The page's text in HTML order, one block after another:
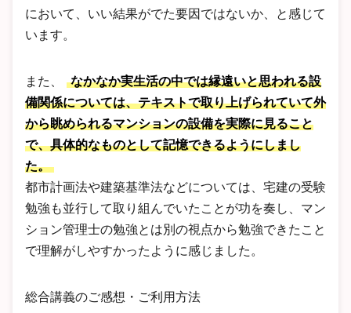
において、いい結果がでた要因ではないか、と感じて
います。
また、
なかなか実生活の中では縁遠いと思われる設
備関係については、テキストで取り上げられていて外
から眺められるマンションの設備を実際に見ること
で、具体的なものとして記憶できるようにしまし
た。
都市計画法や建築基準法などについては、宅建の受験
勉強も並行して取り組んでいたことが功を奏し、マン
ション管理士の勉強とは別の視点から勉強できたこと
で理解がしやすかったように感じました。
総合講義のご感想・ご利用方法